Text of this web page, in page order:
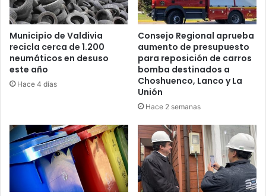
Municipio de Valdivia
recicla cerca de 1.200
neumáticos en desuso
este año
Hace 4 días
Consejo Regional aprueba
aumento de presupuesto
para reposición de carros
bomba destinados a
Choshuenco, Lanco y La
Unión
Hace 2 semanas